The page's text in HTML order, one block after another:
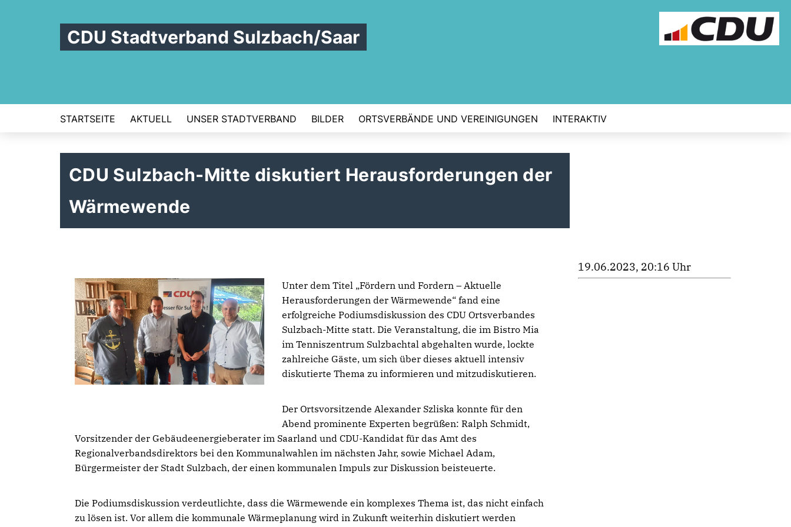
CDU Stadtverband Sulzbach/Saar
STARTSEITE AKTUELL UNSER STADTVERBAND BILDER ORTSVERBÄNDE UND VEREINIGUNGEN INTERAKTIV
CDU Sulzbach-Mitte diskutiert Herausforderungen der
Wärmewende
Unter dem Titel „Fördern und Fordern – Aktuelle
Herausforderungen der Wärmewende“ fand eine
erfolgreiche Podiumsdiskussion des CDU Ortsverbandes
Sulzbach-Mitte statt. Die Veranstaltung, die im Bistro Mia
im Tenniszentrum Sulzbachtal abgehalten wurde, lockte
zahlreiche Gäste, um sich über dieses aktuell intensiv
diskutierte Thema zu informieren und mitzudiskutieren.
Der Ortsvorsitzende Alexander Szliska konnte für den
Abend prominente Experten begrüßen: Ralph Schmidt,
Vorsitzender der Gebäudeenergieberater im Saarland und CDU-Kandidat für das Amt des
Regionalverbandsdirektors bei den Kommunalwahlen im nächsten Jahr, sowie Michael Adam,
Bürgermeister der Stadt Sulzbach, der einen kommunalen Impuls zur Diskussion beisteuerte.
Die Podiumsdiskussion verdeutlichte, dass die Wärmewende ein komplexes Thema ist, das nicht einfach
zu lösen ist. Vor allem die kommunale Wärmeplanung wird in Zukunft weiterhin diskutiert werden
19.06.2023, 20:16 Uhr